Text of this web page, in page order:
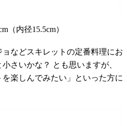
（内径15.5cm）
などスキレットの定番料理にお
さいかな？ とも思いますが、
を楽しんでみたい」といった方に